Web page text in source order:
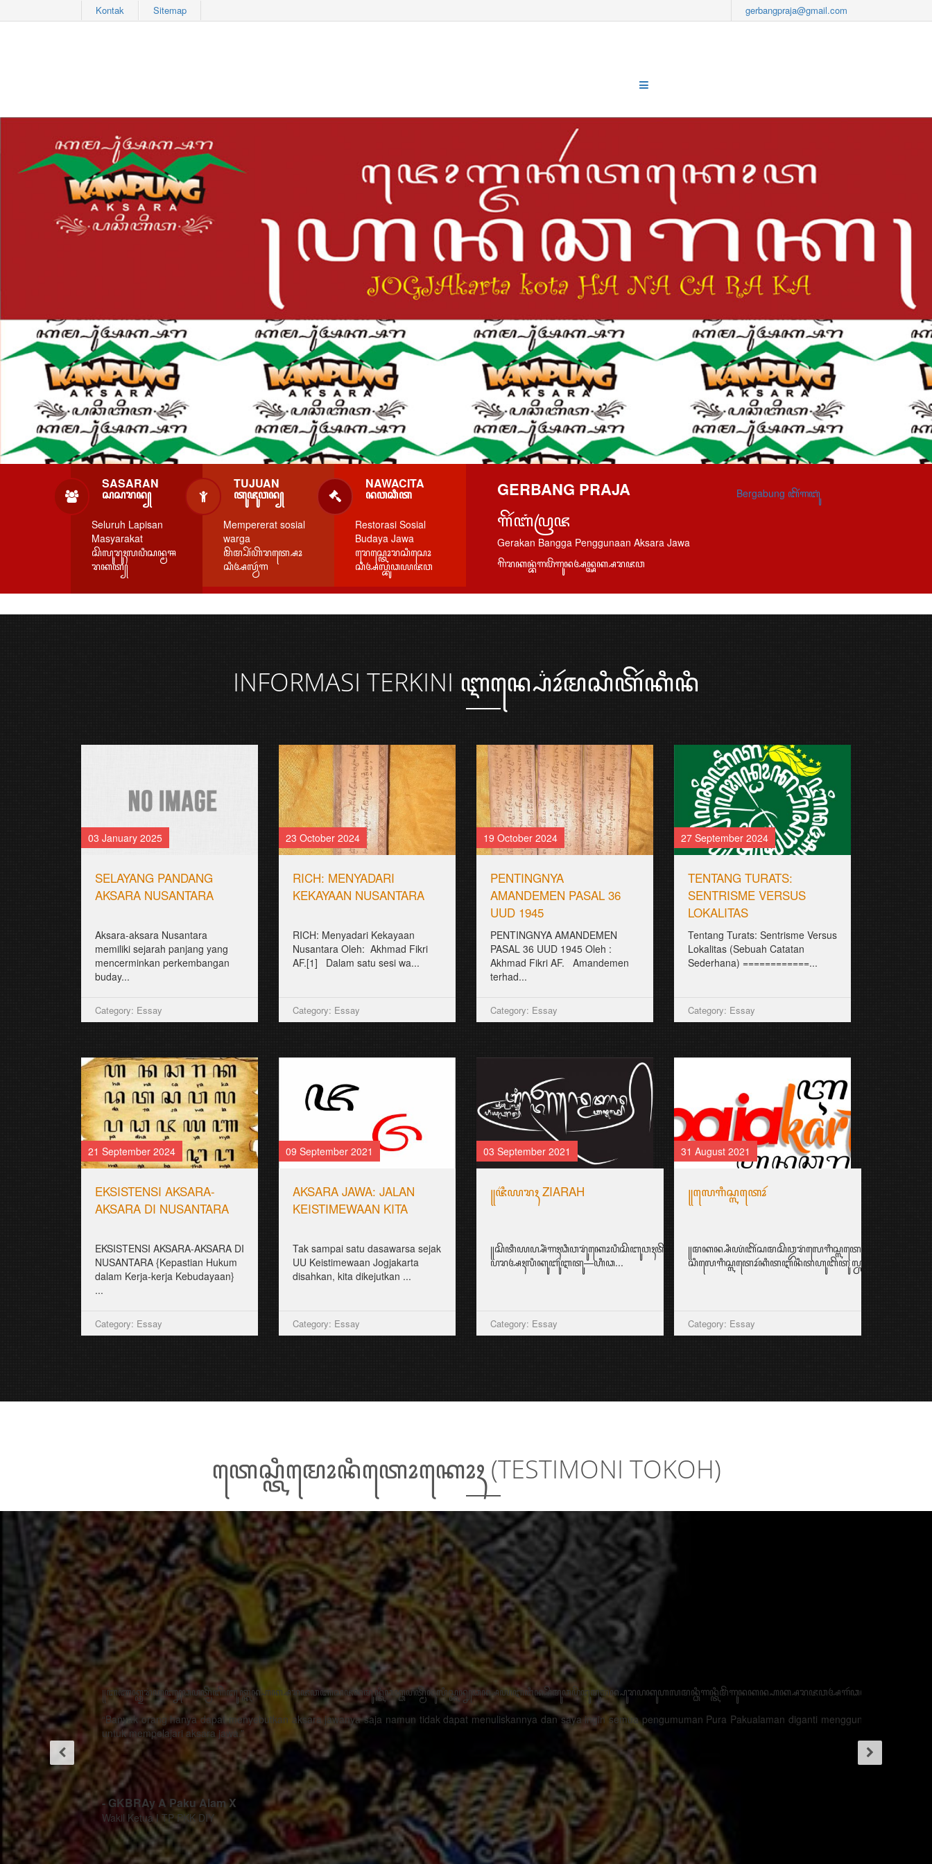
Kontak Sitemap gerbangpraja@gmail.com
SASARAN
ꦱꦱꦫꦤ꧀
Seluruh Lapisan
Masyarakat
ꦱꦼꦭꦸꦫꦸꦃꦭꦥꦶꦱꦤ꧀ꦩꦯ
ꦫꦏꦠ꧀
TUJUAN
ꦠꦸꦗꦸꦮꦤ꧀
Mempererat sosial
warga
ꦩꦼꦩ꧀ꦥꦼꦂꦲꦼꦫꦠ꧀ꦱꦺꦴ
ꦱꦶꦄꦭ꧀ꦮꦂꦒ
NAWACITA
ꦤꦮꦕꦶꦠ
Restorasi Sosial
Budaya Jawa
ꦫꦺꦱ꧀ꦠꦺꦴꦫꦱꦶꦱꦺꦴ
ꦱꦶꦄꦭ꧀ꦧꦸꦣꦪꦗꦮ
GERBANG PRAJA
ꦒꦼꦂꦧꦁꦥꦿꦗ
Gerakan Bangga Penggunaan Aksara Jawa
ꦒꦼꦫꦏꦤ꧀ꦧꦁꦒꦥꦼꦁꦒꦸꦤꦄꦤ꧀ꦄꦏ꧀ꦱꦫꦗꦮ
Bergabung ꦧꦼꦂꦒꦧꦸꦁ
INFORMASI TERKINI ꦆꦤ꧀ꦥ꦳ꦺꦴꦂꦩꦱꦶꦠꦼꦂꦏꦶꦤꦶ
03 January 2025
SELAYANG PANDANG
AKSARA NUSANTARA
Aksara-aksara Nusantara
memiliki sejarah panjang yang
mencerminkan perkembangan
buday...
Category: Essay
23 October 2024
RICH: MENYADARI
KEKAYAAN NUSANTARA
RICH: Menyadari Kekayaan
Nusantara Oleh: Akhmad Fikri
AF.[1] Dalam satu sesi wa...
Category: Essay
19 October 2024
PENTINGNYA
AMANDEMEN PASAL 36
UUD 1945
PENTINGNYA AMANDEMEN
PASAL 36 UUD 1945 Oleh :
Akhmad Fikri AF. Amandemen
terhad...
Category: Essay
27 September 2024
TENTANG TURATS:
SENTRISME VERSUS
LOKALITAS
Tentang Turats: Sentrisme Versus
Lokalitas (Sebuah Catatan
Sederhana) ============...
Category: Essay
21 September 2024
EKSISTENSI AKSARA-
AKSARA DI NUSANTARA
EKSISTENSI AKSARA-AKSARA DI
NUSANTARA {Kepastian Hukum
dalam Kerja-kerja Kebudayaan}
...
Category: Essay
09 September 2021
AKSARA JAWA: JALAN
KEISTIMEWAAN KITA
Tak sampai satu dasawarsa sejak
UU Keistimewaan Jogjakarta
disahkan, kita dikejutkan ...
Category: Essay
03 September 2021
꧋ꦗ꦳ꦶꦪꦫꦃ ZIARAH
꧋ꦱꦼꦠꦶꦪꦥ꧀ꦱꦶꦁꦒꦃꦣꦶꦮꦫꦸꦁꦏꦺꦴꦥꦶꦱꦼꦧꦸꦮꦃꦠꦼꦩ꧀ꦥꦠ꧀ꦗ꦳ꦶꦪꦫꦃꦱꦪꦱꦼꦭꦭꦸꦧꦼꦂꦠꦚ;ꦧꦒꦻꦩꦤꦩꦼꦫꦺꦏ–
ꦥꦫꦄꦃꦭꦶꦏꦸꦧꦸꦂꦆꦠꦸ—ꦲꦶꦣ...
Category: Essay
31 August 2021
꧋ꦭꦺꦒꦶꦱ꧀ꦭꦠꦺꦴꦂ
ꦱꦶꦭꦺꦒꦶꦱ꧀ꦭꦠꦺꦴꦂꦏꦶꦠꦆꦤꦶꦠꦲꦸꦧꦼꦠꦸꦭ꧀ꦕꦫꦚꦧ...
Category: Essay
ꦠꦺꦱ꧀ꦠꦶꦩꦺꦴꦤꦶꦠꦺꦴꦏꦺꦴꦃ (TESTIMONI TOKOH)
“Kemajuan
teknologi
bukanlah musuh
dari proses
pelestarian
budaya, justru
menjadi strategi
sebagai alat
untuk
mempublikasikan
kekayaan
khasanah
budaya Jawa
dan kearifan-
"Dengan
adanya
kegiatan
pertemuan
restorasi
sosial
dengan
tema
Gerbang
Praja ini
sangat
bermanfaat
ada hal
khusus cara
menggugah
berperilaku
rasa sithik
eding,
seorang
pemimpin